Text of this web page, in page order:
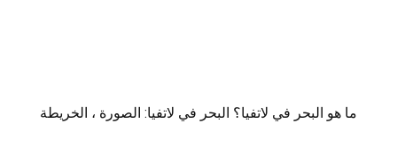
ما هو البحر في لاتفيا؟ البحر في لاتفيا: الصورة ، الخريطة